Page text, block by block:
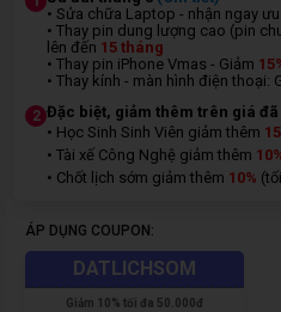
• Sửa chữa Laptop - nhận ngay
• Thay pin dung lượng cao (pin
lên đến 15 tháng
• Thay pin iPhone Vmas - Giảm
• Thay kính - màn hình điện thoại:
2 Đặc biệt, giảm thêm trên giá đã
• Học Sinh Sinh Viên giảm thêm
• Tài xế Công Nghệ giảm thêm
• Chốt lịch sớm giảm thêm 10%
ÁP DỤNG COUPON:
DATLICHSOM
Giảm 10% tối đa 50.000đ